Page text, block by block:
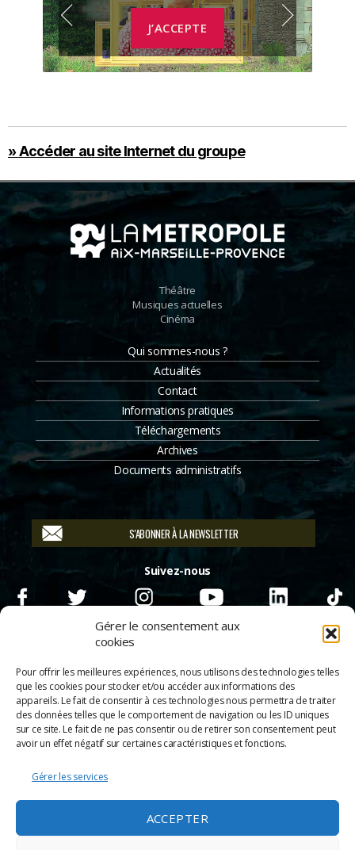
Gérer le consentement aux
cookies
Pour offrir les meilleures expériences, nous utilisons des technologies telles
que les cookies pour stocker et/ou accéder aux informations des
appareils. Le fait de consentir à ces technologies nous permettra de traiter
des données telles que le comportement de navigation ou les ID uniques
sur ce site. Le fait de ne pas consentir ou de retirer son consentement peut
avoir un effet négatif sur certaines caractéristiques et fonctions.
Gérer les services
ACCEPTER
J’ACCEPTE
» Accéder au site Internet du groupe
Théâtre
Musiques actuelles
Cinéma
Qui sommes-nous ?
Actualités
Contact
Informations pratiques
Téléchargements
Archives
Documents administratifs
S'ABONNER À LA NEWSLETTER
Suivez-nous
© 2026Scènes & Cinés